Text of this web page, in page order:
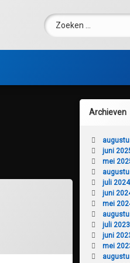
Zoeken naar:
Archieven
juni
mei
juli 2024
juni
mei
juli 2023
juni
mei